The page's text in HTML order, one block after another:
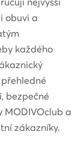
obuvi a
každého
bezpečné
MODIVOclub a
zákazníky.